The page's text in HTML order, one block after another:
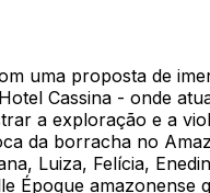
uma proposta de
Cassina - onde
a exploração e a
da borracha no
Luiza, Felícia,
Époque amazonense